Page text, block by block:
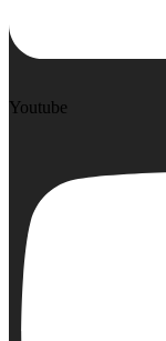
Youtube